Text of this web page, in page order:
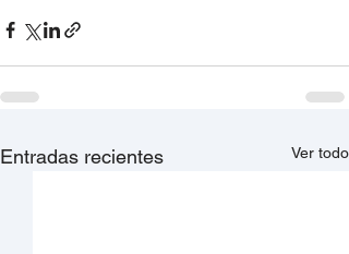
Entradas recientes Ver todo